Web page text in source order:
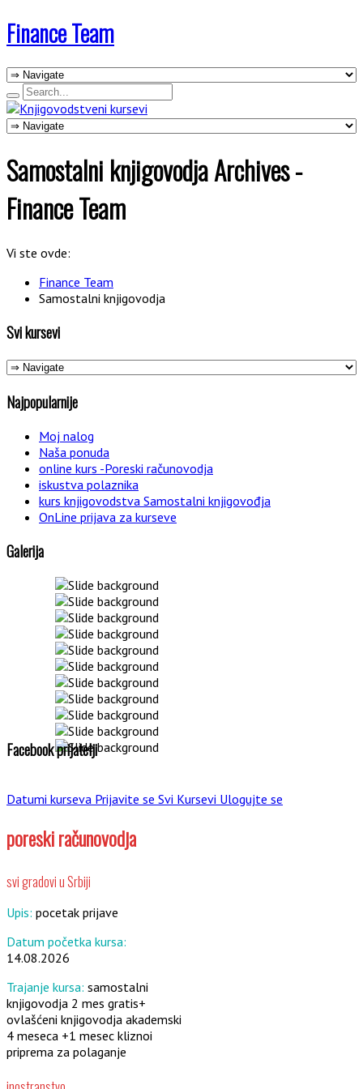
Finance Team
Samostalni knjigovodja Archives -
Finance Team
Vi ste ovde:
Finance Team
Samostalni knjigovodja
Svi kursevi
Najpopularnije
Moj nalog
Naša ponuda
online kurs -Poreski računovodja
iskustva polaznika
kurs knjigovodstva Samostalni knjigovođja
OnLine prijava za kurseve
Galerija
Facebook prijatelji
Datumi kurseva Prijavite se Svi Kursevi Ulogujte se
poreski računovodja
svi gradovi u Srbiji
Upis: pocetak prijave
Datum početka kursa:
14.08.2026
Trajanje kursa: samostalni
knjigovodja 2 mes gratis+
ovlašćeni knjigovodja akademski
4 meseca +1 mesec kliznoi
priprema za polaganje